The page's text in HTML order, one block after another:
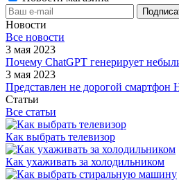
Новости
Все новости
3 мая 2023
Почему ChatGPT генерирует
3 мая 2023
Представлен не дорогой смартфон
Статьи
Все статьи
Как выбрать телевизор
Как ухаживать за холодильником